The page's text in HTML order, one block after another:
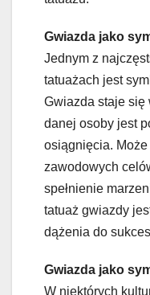
Gwiazda jako
Jednym z
tatuażach jest
Gwiazda staje się
danej osoby jest
osiągnięcia.
zawodowych
spełnienie
tatuaż gwiazdy
dążenia do
Gwiazda jako
W niektórych